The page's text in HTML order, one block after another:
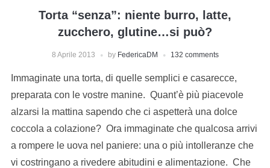
Torta “senza”: niente burro, latte,
zucchero, glutine…si può?
8 Aprile 2013 by FedericaDM 132 comments
Immaginate una torta, di quelle semplici e casarecce,
preparata con le vostre manine. Quant’è più piacevole
alzarsi la mattina sapendo che ci aspetterà una dolce
coccola a colazione? Ora immaginate che qualcosa arrivi
a rompere le uova nel paniere: una o più intolleranze che
vi costringano a rivedere abitudini e alimentazione. Che